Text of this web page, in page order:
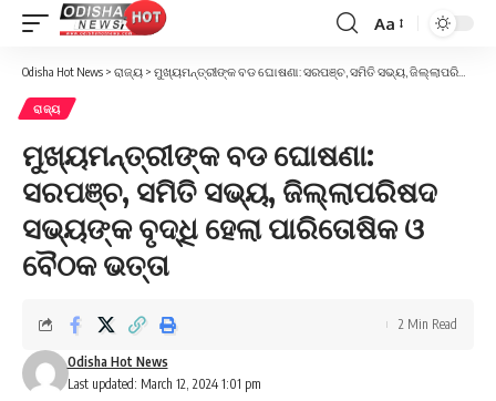
Font
Resizer
Aa
Odisha Hot News > ରାଜ୍ୟ > ମୁଖ୍ୟମନ୍ତ୍ରୀଙ୍କ ବଡ ଘୋଷଣା: ସରପଞ୍ଚ, ସମିତି ସଭ୍ୟ, ଜିଲ୍ଲାପରିଷଦ ସଭ୍ୟଙ୍କ ବୃଦ୍ଧି ହେଲା ପାରିତୋଷିକ ଓ ବୈଠକ ଭତ୍ତା
ରାଜ୍ୟ
ମୁଖ୍ୟମନ୍ତ୍ରୀଙ୍କ ବଡ ଘୋଷଣା:
ସରପଞ୍ଚ, ସମିତି ସଭ୍ୟ, ଜିଲ୍ଲାପରିଷଦ
ସଭ୍ୟଙ୍କ ବୃଦ୍ଧି ହେଲା ପାରିତୋଷିକ ଓ
ବୈଠକ ଭତ୍ତା
Last updated: March 12, 2024 1:01 pm
Odisha Hot News
2 Min Read